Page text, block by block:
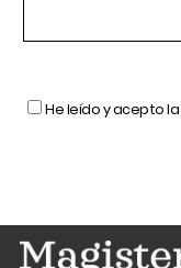
He leído y acepto la